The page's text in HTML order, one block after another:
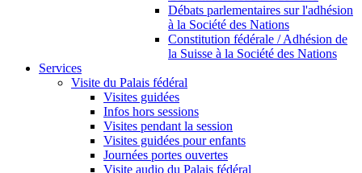
Débats parlementaires sur l'adhésion
à la Société des Nations
Constitution fédérale / Adhésion de
la Suisse à la Société des Nations
Services
Visite du Palais fédéral
Visites guidées
Infos hors sessions
Visites pendant la session
Visites guidées pour enfants
Journées portes ouvertes
Visite audio du Palais fédéral